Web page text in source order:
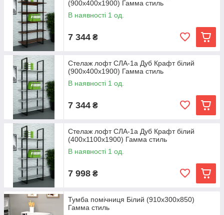
(900x400x1900) Гамма стиль
В наявності 1 од.
7 344 ₴
Стелаж лофт СЛА-1а Дуб Крафт білий
(900x400x1900) Гамма стиль
В наявності 1 од.
7 344 ₴
Стелаж лофт СЛА-1а Дуб Крафт білий
(400x1100x1900) Гамма стиль
В наявності 1 од.
7 998 ₴
Тумба помічниця Білий (910x300x850)
Гамма стиль